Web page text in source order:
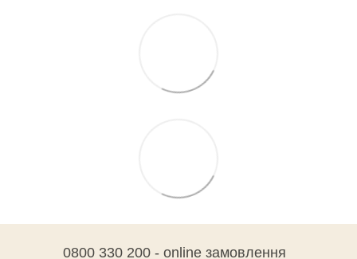
0800 330 200 - online замовлення